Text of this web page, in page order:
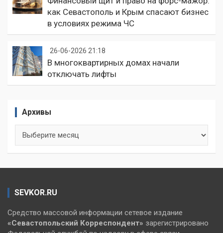
как Севастополь и Крым спасают бизнес
в условиях режима ЧС
26-06-2026 21:18
В многоквартирных домах начали
отключать лифты
Архивы
SEVKOR.RU
Средство массовой информации сетевое издание
«Севастопольский Корреспондент» зарегистрировано